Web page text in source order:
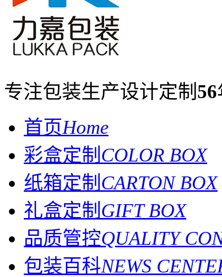
专注包装生产设计定制 56
首页Home
彩盒定制 COLOR BOX
纸箱定制 CARTON BOX
礼盒定制 GIFT BOX
品质管控QUALITY
包装百科NEWS